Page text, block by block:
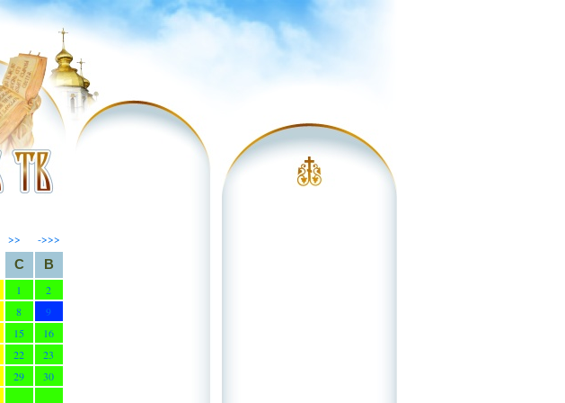
>> ->>>
С
В
1
2
8
9
15
16
22
23
29
30